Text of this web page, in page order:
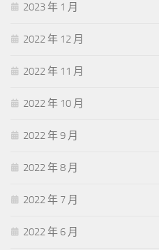
2023 年 1 月
2022 年 12 月
2022 年 11 月
2022 年 10 月
2022 年 9 月
2022 年 8 月
2022 年 7 月
2022 年 6 月